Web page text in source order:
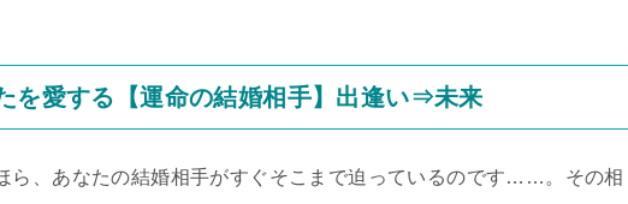
愛する【運命の結婚相手】出逢い⇒未来
ら、あなたの結婚相手がすぐそこまで迫っているのです……。その相